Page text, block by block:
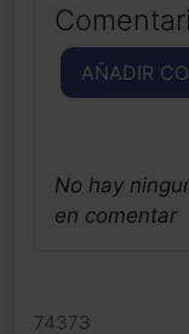
AÑADIR
No hay
en comentar
74373